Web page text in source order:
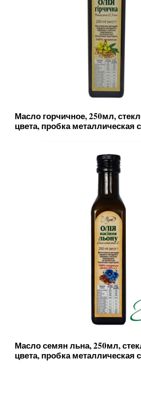
Масло горчичное, 250мл,
цвета, пробка металлическая
Масло семян льна, 250мл,
цвета, пробка металлическая